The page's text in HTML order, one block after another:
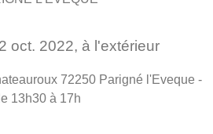
oct. 2022, à l'extérieur
72250 Parigné l'Eveque -
13h30 à 17h